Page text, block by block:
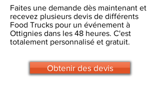
Faites une demande dès maintenant et
recevez plusieurs devis de différents
Food Trucks pour un événement à
Ottignies dans les 48 heures. C'est
totalement personnalisé et gratuit.
Obtenir des devis